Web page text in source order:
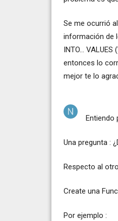
Se me ocurrió
información de
INTO...
entonces lo
mejor te lo
Entiendo
Una pregunta :
Respecto al
Create una
Por ejemplo :